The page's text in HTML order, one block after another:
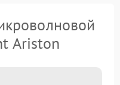
Ariston